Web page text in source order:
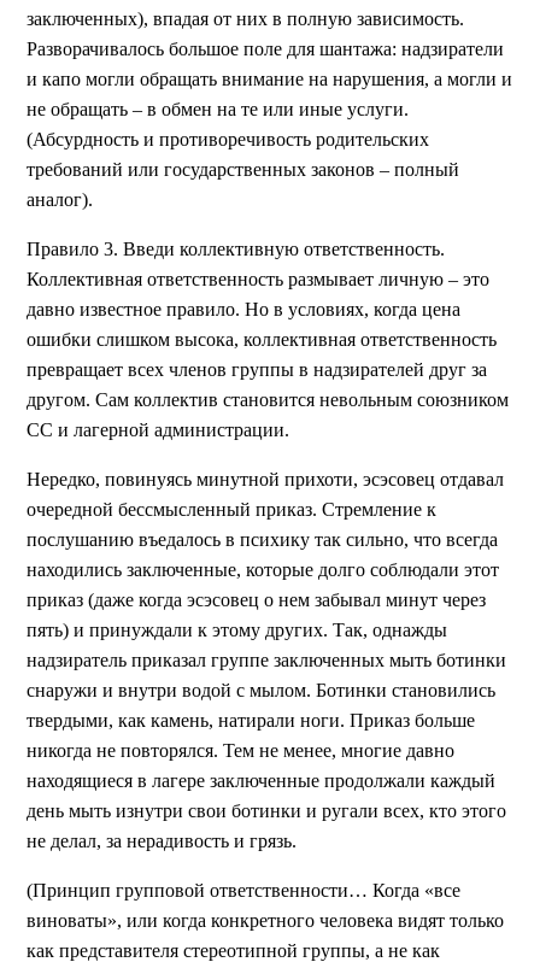
заключенных), впадая от них в полную зависимость.
Разворачивалось большое поле для шантажа: надзиратели
и капо могли обращать внимание на нарушения, а могли и
не обращать – в обмен на те или иные услуги.
(Абсурдность и противоречивость родительских
требований или государственных законов – полный
аналог).
Правило 3. Введи коллективную ответственность.
Коллективная ответственность размывает личную – это
давно известное правило. Но в условиях, когда цена
ошибки слишком высока, коллективная ответственность
превращает всех членов группы в надзирателей друг за
другом. Сам коллектив становится невольным союзником
СС и лагерной администрации.
Нередко, повинуясь минутной прихоти, эсэсовец отдавал
очередной бессмысленный приказ. Стремление к
послушанию въедалось в психику так сильно, что всегда
находились заключенные, которые долго соблюдали этот
приказ (даже когда эсэсовец о нем забывал минут через
пять) и принуждали к этому других. Так, однажды
надзиратель приказал группе заключенных мыть ботинки
снаружи и внутри водой с мылом. Ботинки становились
твердыми, как камень, натирали ноги. Приказ больше
никогда не повторялся. Тем не менее, многие давно
находящиеся в лагере заключенные продолжали каждый
день мыть изнутри свои ботинки и ругали всех, кто этого
не делал, за нерадивость и грязь.
(Принцип групповой ответственности… Когда «все
виноваты», или когда конкретного человека видят только
как представителя стереотипной группы, а не как